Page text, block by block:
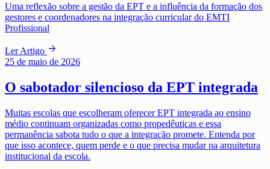
Uma reflexão sobre a gestão da EPT e a influência da formação dos
gestores e coordenadores na integração curricular do EMTI
Profissional
Ler Artigo arrow_forward
25 de maio de 2026
O sabotador silencioso da EPT integrada
Muitas escolas que escolheram oferecer EPT integrada ao ensino
médio continuam organizadas como propedêuticas e essa
permanência sabota tudo o que a integração promete. Entenda por
que isso acontece, quem perde e o que precisa mudar na arquitetura
institucional da escola.